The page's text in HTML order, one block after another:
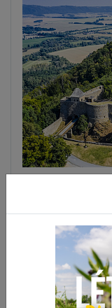
Týn nad Bečvou
vzdálenost 7.5